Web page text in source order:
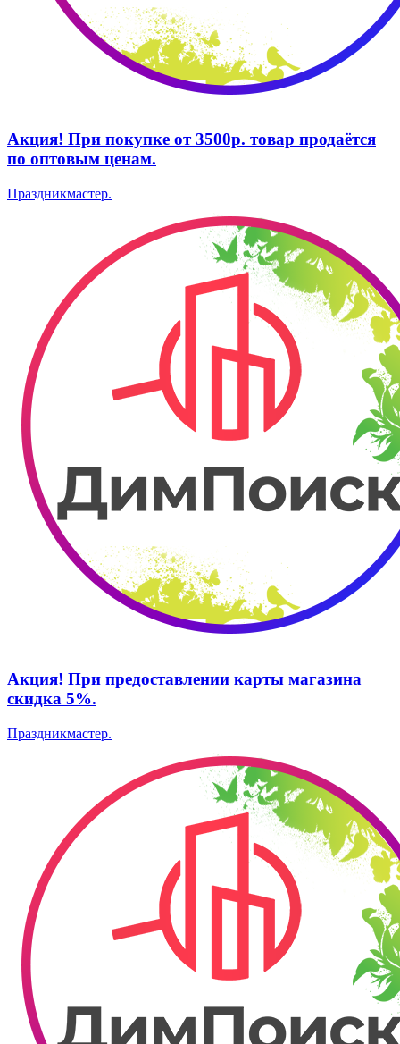
Акция! При покупке от 3500р. товар продаётся
по оптовым ценам.
Праздникмастер.
Акция! При предоставлении карты магазина
скидка 5%.
Праздникмастер.